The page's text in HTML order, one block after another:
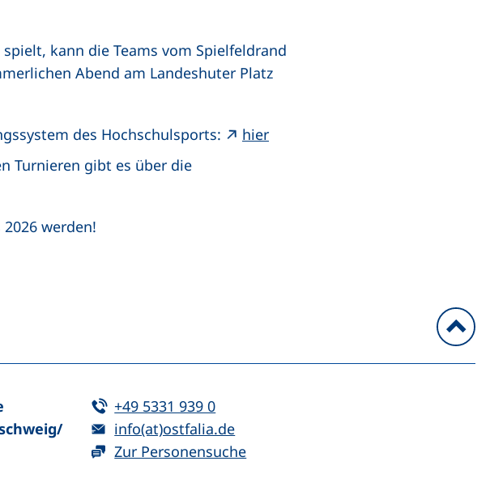
kann die Teams vom Spielfeldrand
Abend am Landeshuter Platz
des Hochschulsports:
hier
Turnieren gibt es über die
werden!
Fenster)
Tel:
+49 5331 939 0(startet einen Telefonanruf, wenn Ihr
E-Mail:
info(at)ostfalia.de(öffnet Ihr E-Mail-Programm)
Zur Personensuche